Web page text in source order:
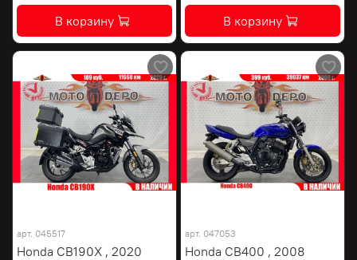
В корзину В корзину
арт. 045517
Honda CB190X , 2020
арт. 047053
Honda CB400 , 2008